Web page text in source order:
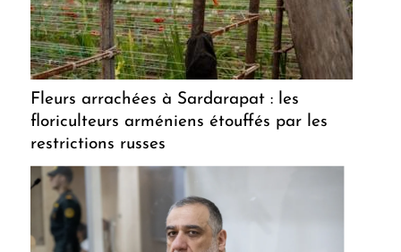
Fleurs arrachées à Sardarapat : les
floriculteurs arméniens étouffés par les
restrictions russes